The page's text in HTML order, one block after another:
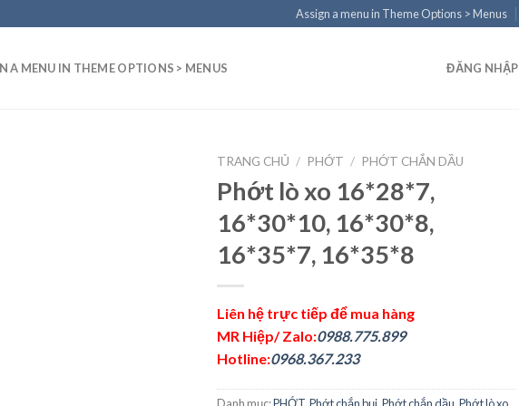
Assign a menu in Theme Options > Menus
A MENU IN THEME OPTIONS > MENUS ĐĂNG NHẬP
TRANG CHỦ / PHỚT / PHỚT CHẮN DẦU
Phớt lò xo 16*28*7,
16*30*10, 16*30*8,
16*35*7, 16*35*8
Liên hệ trực tiếp để mua hàng
MR Hiệp/ Zalo:0988.775.899
Hotline:0968.367.233
Danh mục:PHỚT,Phớt chắn bụi,Phớt chắn dầu,Phớt lò xo